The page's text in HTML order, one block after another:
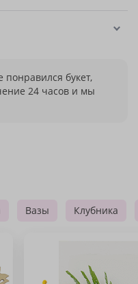
понравился букет,
24 часов и мы
Вазы Клубника